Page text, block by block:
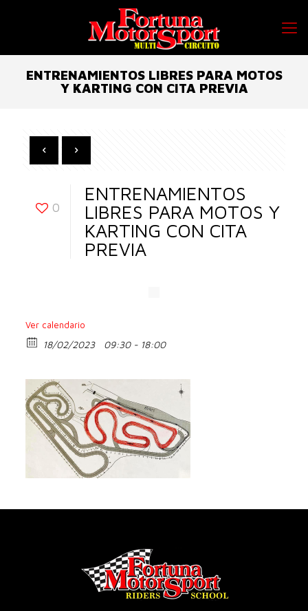
ENTRENAMIENTOS LIBRES PARA MOTOS
Y KARTING CON CITA PREVIA
0
ENTRENAMIENTOS
LIBRES PARA MOTOS Y
KARTING CON CITA
PREVIA
Ver calendario
18/02/2023 09:30 - 18:00